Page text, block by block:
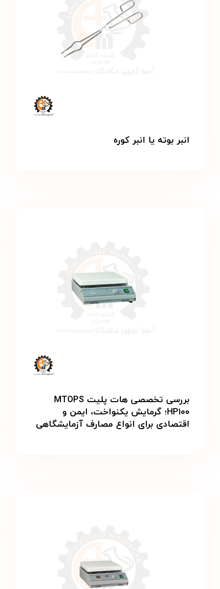
انبر بوته یا انبر کوره
بررسی تخصصی هات پلیت MTOPS
HP۱۰۰؛ گرمایش یکنواخت، ایمن و
اقتصادی برای انواع مصارف آزمایشگاهی